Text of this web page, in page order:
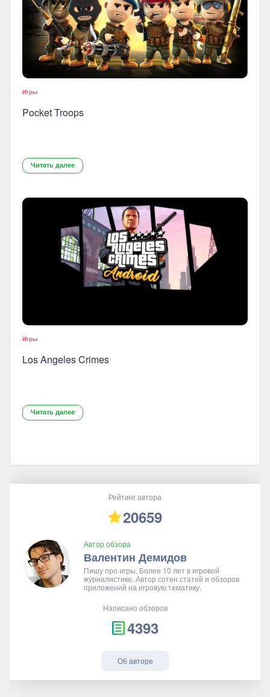
Игры
Pocket Troops
Читать далее
Игры
Los Angeles Crimes
Читать далее
Рейтинг автора
20659
Автор обзора
Валентин Демидов
Пишу про игры. Более 10 лет в игровой
журналистике. Автор сотен статей и обзоров
приложений на игровую тематику.
Написано обзоров
4393
Об авторе